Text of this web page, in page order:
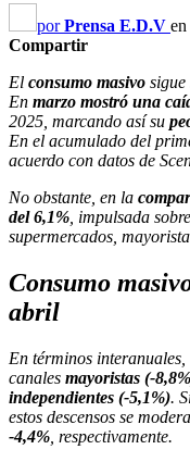
porPrensa E.D.V en
Compartir
El consumo masivo sigue
En marzo mostró una
2025, marcando así su
En el acumulado del
acuerdo con datos de
No obstante, en la
del 6,1% , impulsada
supermercados,
Consumo
abril
En términos
canales mayoristas (-
independientes (-5,1%).
estos descensos se
-4,4% , respectivamente.